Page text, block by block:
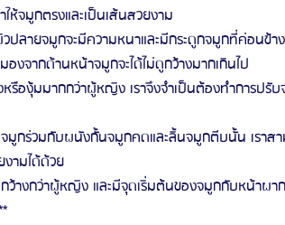
ห้จมูกตรงและเป็นเส้นสวยงาม
ลายจมูกจะมีความหนาและมีกระดูกจมูกที่ค่อนข้าง
งจากด้านหน้าจมูกจะได้ไม่ดูกว้างมากเกินไป
องุ้มมากกว่าผู้หญิง เราจึงจำเป็นต้องทำการปรับ
กร่วมกับผนังกั้นจมูกคดและลิ้นจมูกตีบนั้น เราส
ามได้ด้วย
ว้างกว่าผู้หญิง และมีจุดเริ่มต้นของจมูกกับหน้าผ